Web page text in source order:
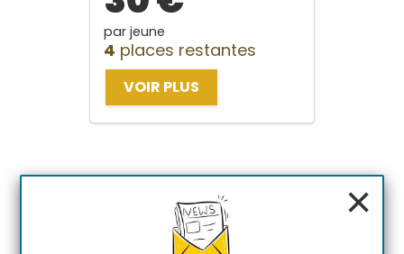
par jeune
4 places restantes
VOIR PLUS
×